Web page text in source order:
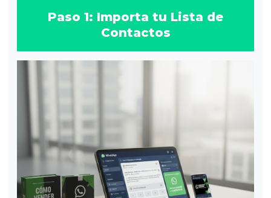
Paso 1: Importa tu Lista de
Contactos